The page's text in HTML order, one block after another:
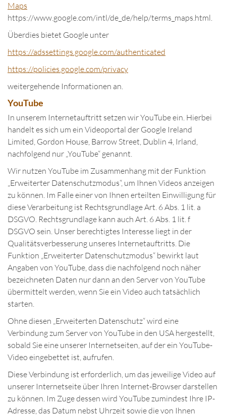
Maps
https://www.google.com/intl/de_de/help/terms_maps.html.
Überdies bietet Google unter
https://adssettings.google.com/authenticated
https://policies.google.com/privacy
weitergehende Informationen an.
YouTube
In unserem Internetauftritt setzen wir YouTube ein. Hierbei
handelt es sich um ein Videoportal der Google Ireland
Limited, Gordon House, Barrow Street, Dublin 4, Irland,
nachfolgend nur „YouTube“ genannt.
Wir nutzen YouTube im Zusammenhang mit der Funktion
„Erweiterter Datenschutzmodus“, um Ihnen Videos anzeigen
zu können. Im Falle einer von Ihnen erteilten Einwilligung für
diese Verarbeitung ist Rechtsgrundlage Art. 6 Abs. 1 lit. a
DSGVO. Rechtsgrundlage kann auch Art. 6 Abs. 1 lit. f
DSGVO sein. Unser berechtigtes Interesse liegt in der
Qualitätsverbesserung unseres Internetauftritts. Die
Funktion „Erweiterter Datenschutzmodus“ bewirkt laut
Angaben von YouTube, dass die nachfolgend noch näher
bezeichneten Daten nur dann an den Server von YouTube
übermittelt werden, wenn Sie ein Video auch tatsächlich
starten.
Ohne diesen „Erweiterten Datenschutz“ wird eine
Verbindung zum Server von YouTube in den USA hergestellt,
sobald Sie eine unserer Internetseiten, auf der ein YouTube-
Video eingebettet ist, aufrufen.
Diese Verbindung ist erforderlich, um das jeweilige Video auf
unserer Internetseite über Ihren Internet-Browser darstellen
zu können. Im Zuge dessen wird YouTube zumindest Ihre IP-
Adresse, das Datum nebst Uhrzeit sowie die von Ihnen